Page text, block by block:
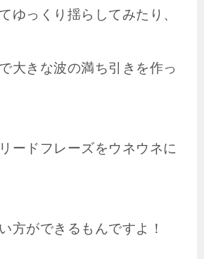
ゆっくり揺らしてみたり、
大きな波の満ち引きを作っ
ードフレーズをウネウネに
方ができるもんですよ！